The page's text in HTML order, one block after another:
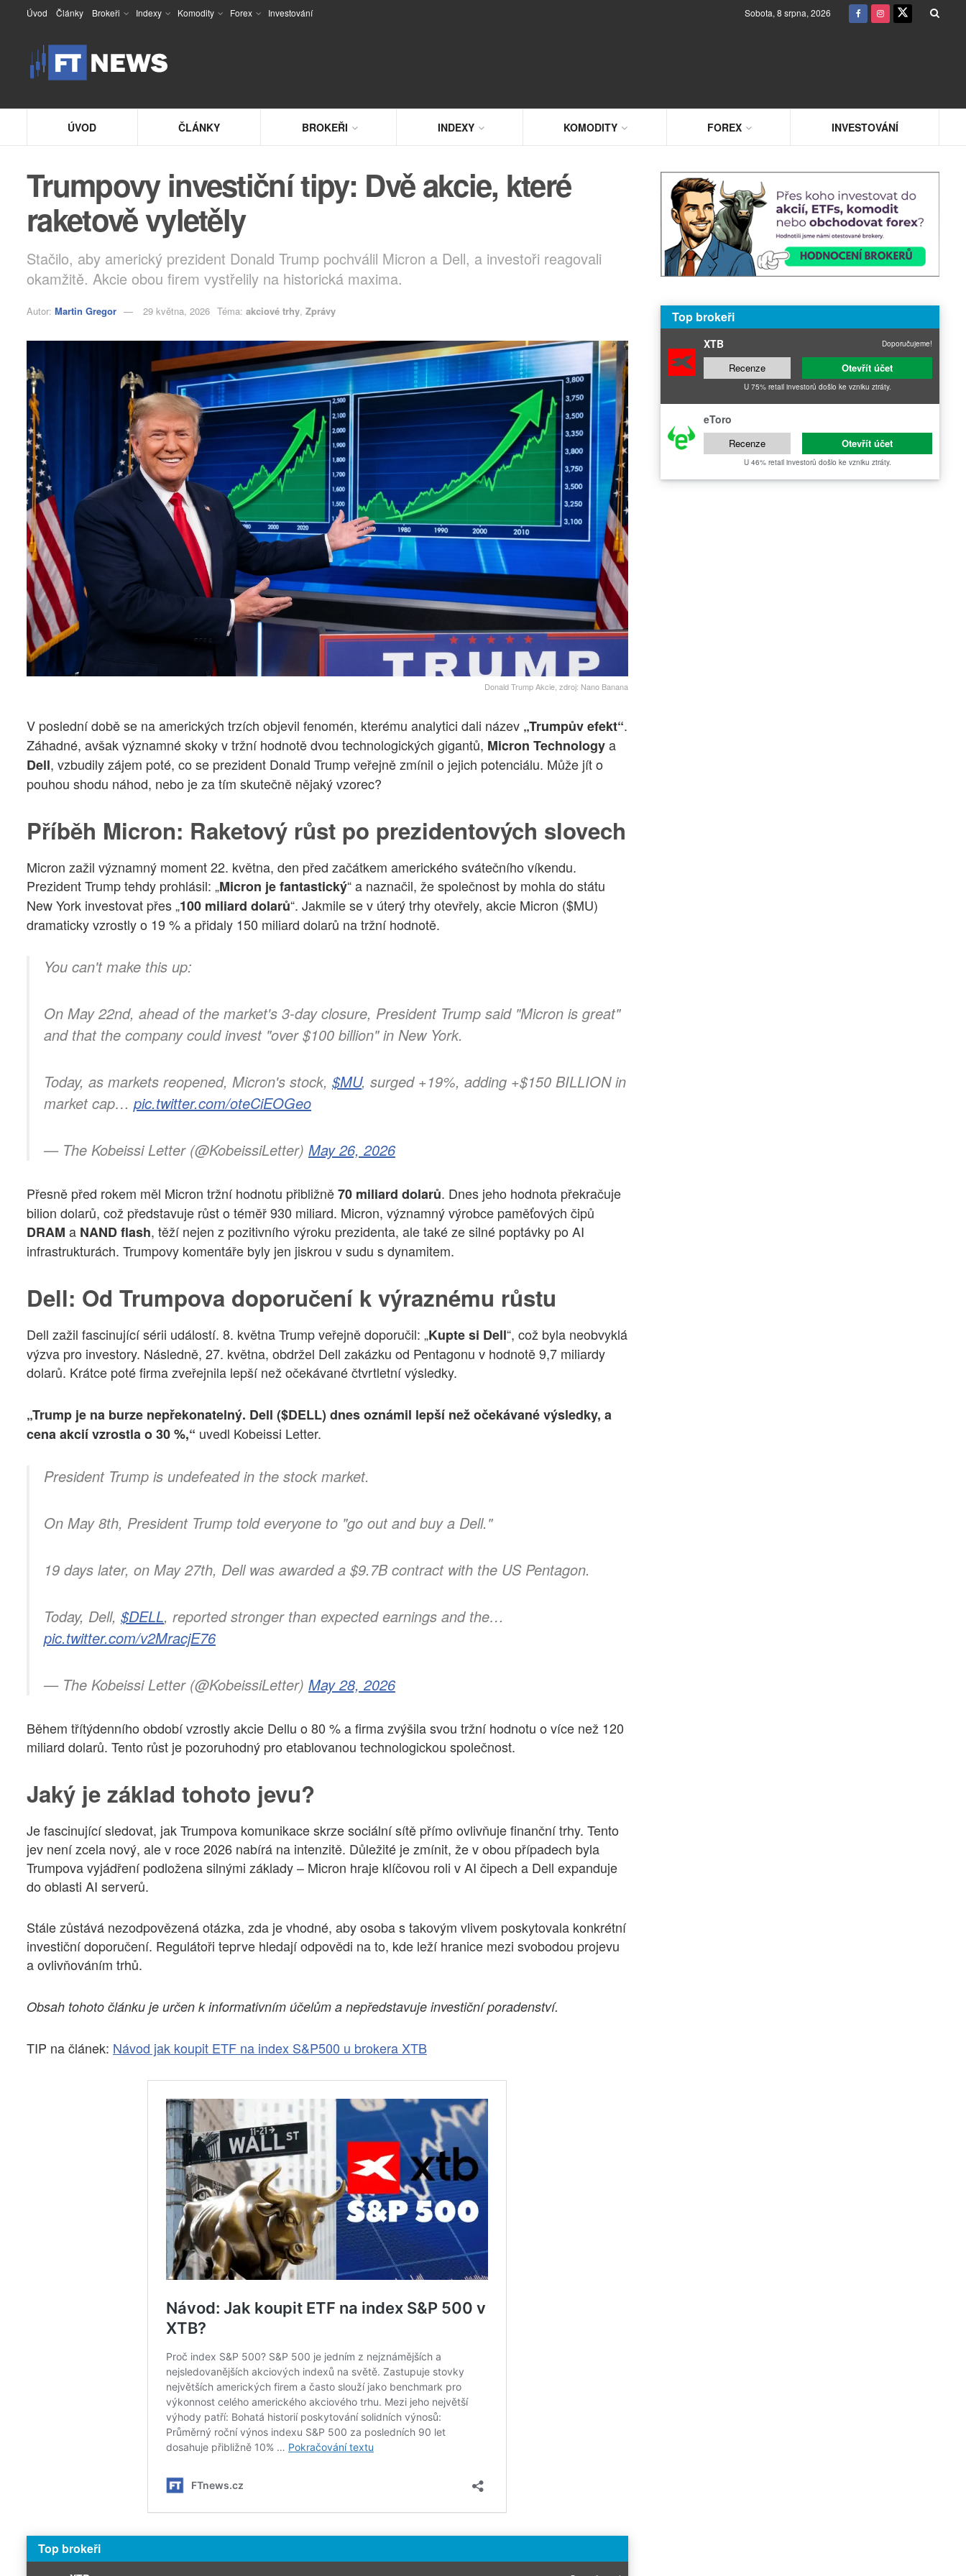
Úvod Články Brokeři Indexy Komodity Forex Investování Sobota, 8 srpna, 2026
ÚVOD ČLÁNKY BROKEŘI INDEXY KOMODITY FOREX INVESTOVÁNÍ
Trumpovy investiční tipy: Dvě akcie, které
raketově vyletěly
Stačilo, aby americký prezident Donald Trump pochválil Micron a Dell, a investoři reagovali
okamžitě. Akcie obou firem vystřelily na historická maxima.
Autor: Martin Gregor 29 května, 2026 Téma: akciové trhy, Zprávy
Donald Trump Akcie, zdroj: Nano Banana
V poslední době se na amerických trzích objevil fenomén, kterému analytici dali název „Trumpův efekt“.
Záhadné, avšak významné skoky v tržní hodnotě dvou technologických gigantů, Micron Technologya
Dell, vzbudily zájem poté, co se prezident Donald Trump veřejně zmínil o jejich potenciálu. Může jít o
pouhou shodu náhod, nebo je za tím skutečně nějaký vzorec?
Příběh Micron: Raketový růst po prezidentových slovech
Micron zažil významný moment 22. května, den před začátkem amerického svátečního víkendu.
Prezident Trump tehdy prohlásil: „Micron je fantastický“ a naznačil, že společnost by mohla do státu
New York investovat přes „100 miliard dolarů“. Jakmile se v úterý trhy otevřely, akcie Micron ($MU)
dramaticky vzrostly o 19 % a přidaly 150 miliard dolarů na tržní hodnotě.
You can't make this up:
On May 22nd, ahead of the market's 3-day closure, President Trump said "Micron is great"
and that the company could invest "over $100 billion" in New York.
Today, as markets reopened, Micron's stock, $MU, surged +19%, adding +$150 BILLION in
market cap… pic.twitter.com/oteCiEOGeo
— The Kobeissi Letter (@KobeissiLetter) May 26, 2026
Přesně před rokem měl Micron tržní hodnotu přibližně70 miliard dolarů. Dnes jeho hodnota překračuje
bilion dolarů, což představuje růst o téměř 930 miliard. Micron, významný výrobce paměťových čipů
DRAM a NAND flash, těží nejen z pozitivního výroku prezidenta, ale také ze silné poptávky po AI
infrastrukturách. Trumpovy komentáře byly jen jiskrou v sudu s dynamitem.
Dell: Od Trumpova doporučení k výraznému růstu
Dell zažil fascinující sérii událostí. 8. května Trump veřejně doporučil: „Kupte si Dell“, což byla neobvyklá
výzva pro investory. Následně, 27. května, obdržel Dell zakázku od Pentagonu v hodnotě 9,7 miliardy
dolarů. Krátce poté firma zveřejnila lepší než očekávané čtvrtletní výsledky.
„Trump je na burze nepřekonatelný. Dell ($DELL) dnes oznámil lepší než očekávané výsledky, a
cena akcií vzrostla o 30 %,“ uvedl Kobeissi Letter.
President Trump is undefeated in the stock market.
On May 8th, President Trump told everyone to "go out and buy a Dell."
19 days later, on May 27th, Dell was awarded a $9.7B contract with the US Pentagon.
Today, Dell, $DELL, reported stronger than expected earnings and the…
pic.twitter.com/v2MracjE76
— The Kobeissi Letter (@KobeissiLetter) May 28, 2026
Během třítýdenního období vzrostly akcie Dellu o 80 % a firma zvýšila svou tržní hodnotu o více než 120
miliard dolarů. Tento růst je pozoruhodný pro etablovanou technologickou společnost.
Jaký je základ tohoto jevu?
Je fascinující sledovat, jak Trumpova komunikace skrze sociální sítě přímo ovlivňuje finanční trhy. Tento
jev není zcela nový, ale v roce 2026 nabírá na intenzitě. Důležité je zmínit, že v obou případech byla
Trumpova vyjádření podložena silnými základy – Micron hraje klíčovou roli v AI čipech a Dell expanduje
do oblasti AI serverů.
Stále zůstává nezodpovězená otázka, zda je vhodné, aby osoba s takovým vlivem poskytovala konkrétní
investiční doporučení. Regulátoři teprve hledají odpovědi na to, kde leží hranice mezi svobodou projevu
a ovlivňováním trhů.
Obsah tohoto článku je určen k informativním účelům a nepředstavuje investiční poradenství.
TIP na článek: Návod jak koupit ETF na index S&P500 u brokera XTB
Top brokeři
Top brokeři
XTB Doporučujeme!
Recenze Otevřít účet
U 75% retail investorů došlo ke vzniku ztráty.
eToro
Recenze Otevřít účet
U 46% retail investorů došlo ke vzniku ztráty.